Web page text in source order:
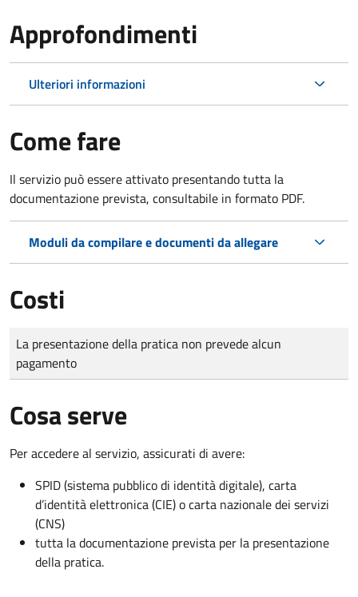
Approfondimenti
Ulteriori informazioni
Come fare
Il servizio può essere attivato presentando tutta la
documentazione prevista, consultabile in formato PDF.
Moduli da compilare e documenti da allegare
Costi
Tipo di pagamento
Importo
La presentazione della pratica non prevede alcun
pagamento
Cosa serve
Per accedere al servizio, assicurati di avere:
SPID (sistema pubblico di identità digitale), carta
d’identità elettronica (CIE) o carta nazionale dei servizi
(CNS)
tutta la documentazione prevista per la presentazione
della pratica.